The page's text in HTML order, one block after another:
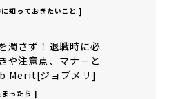
知っておきたいこと
濁さず！退職時に必
や注意点、マナーと
Merit[ジョブメリ]
ったら